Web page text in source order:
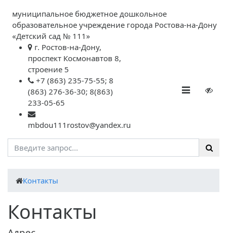
муниципальное бюджетное дошкольное
образовательное учреждение города Ростова-на-Дону
«Детский сад № 111»
г. Ростов-на-Дону,
проспект Космонавтов 8,
строение 5
+7 (863) 235-75-55; 8
(863) 276-36-30; 8(863)
233-05-65
mbdou111rostov@yandex.ru
Контакты
Контакты